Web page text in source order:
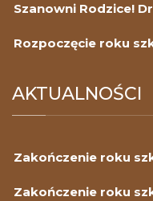
Szanowni Rodzice!
Rozpoczęcie roku
AKTUALNOŚCI
Zakończenie roku
Zakończenie roku